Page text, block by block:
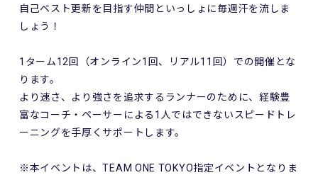
自己ベスト更新を目指す仲間といっしょに毎週汗を流しま
しょう！
1ターム12回（オンライン1回、リアル11回）での開催とな
ります。
より速さ、より強さを追求するランナーのために、経験豊
富なコーチ・ペーサーによる1人ではできないスピードトレ
ーニングを手厚くサポートします。
※本イベントは、TEAM ONE TOKYO指定イベントとなりま